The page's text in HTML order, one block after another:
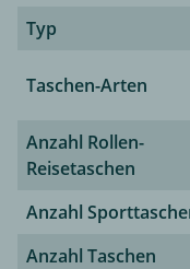
Typ
Taschen-Arten
Anzahl Rollen-
Reisetaschen
Anzahl
Anzahl Taschen